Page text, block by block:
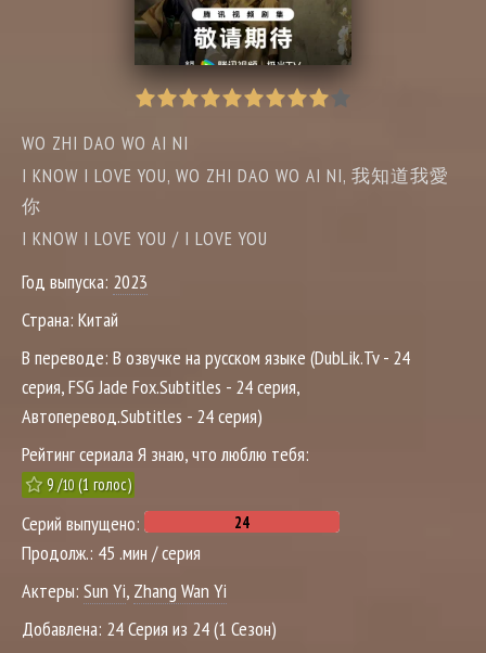
WO ZHI DAO WO AI NI
I KNOW I LOVE YOU, WO ZHI DAO WO AI NI, 我知道我愛
你
I KNOW I LOVE YOU / I LOVE YOU
Год выпуска: 2023
Страна: Китай
В переводе: В озвучке на русском языке (DubLik.Tv - 24
серия, FSG Jade Fox.Subtitles - 24 серия,
Автоперевод.Subtitles - 24 серия)
Рейтинг сериала Я знаю, что люблю тебя:
9/10(1 голос)
Серий выпущено:
Продолж.: 45 .мин / серия
Актеры: Sun Yi, Zhang Wan Yi
Добавлена: 24 Серия из 24 (1 Сезон)